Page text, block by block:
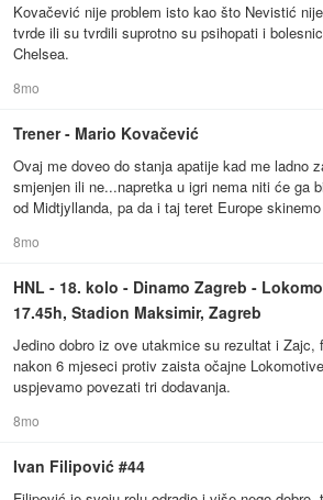
Kovačević nije problem isto kao što Nevistić
tvrde ili su tvrdili suprotno su psihopati i
Chelsea.
8mo
Trener - Mario Kovačević
Ovaj me doveo do stanja apatije kad me ladno
smjenjen ili ne...napretka u igri nema niti će ga
od Midtjyllanda, pa da i taj teret Europe
8mo
HNL - 18. kolo - Dinamo Zagreb -
17.45h, Stadion Maksimir, Zagreb
Jedino dobro iz ove utakmice su rezultat i Zajc,
nakon 6 mjeseci protiv zaista očajne
uspjevamo povezati tri dodavanja.
8mo
Ivan Filipović #44